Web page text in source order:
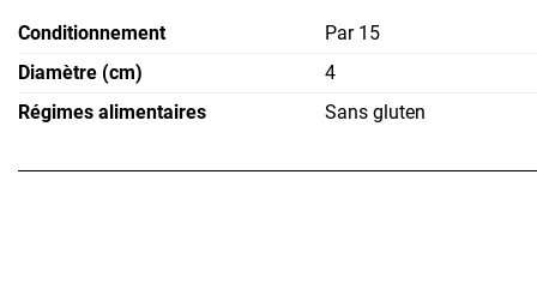
Conditionnement
Par 15
Diamètre (cm)
4
Régimes alimentaires
Sans gluten